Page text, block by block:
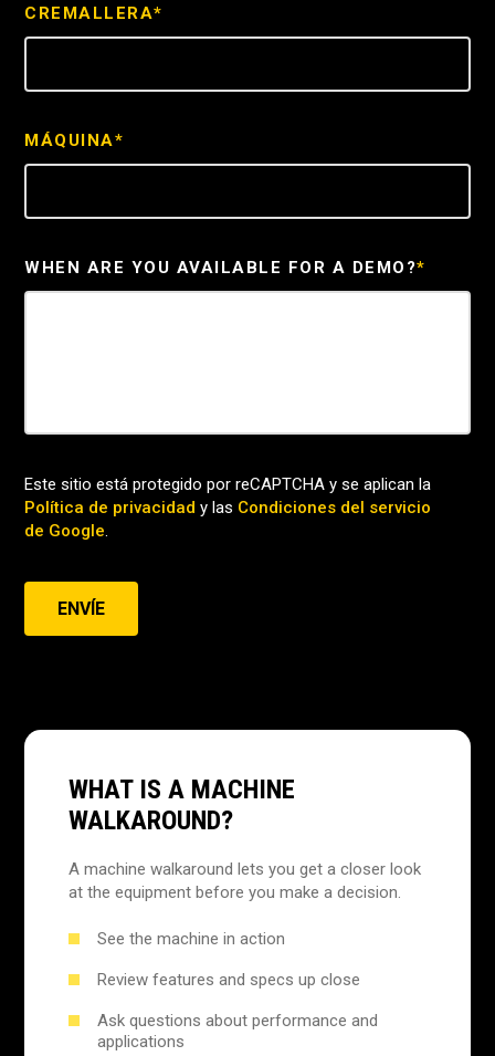
CREMALLERA*
MÁQUINA*
WHEN ARE YOU AVAILABLE FOR A DEMO?*
Este sitio está protegido por reCAPTCHA y se aplican la
Política de privacidad y las Condiciones del servicio
de Google.
ENVÍE
WHAT IS A MACHINE
WALKAROUND?
A machine walkaround lets you get a closer look
at the equipment before you make a decision.
See the machine in action
Review features and specs up close
Ask questions about performance and
applications